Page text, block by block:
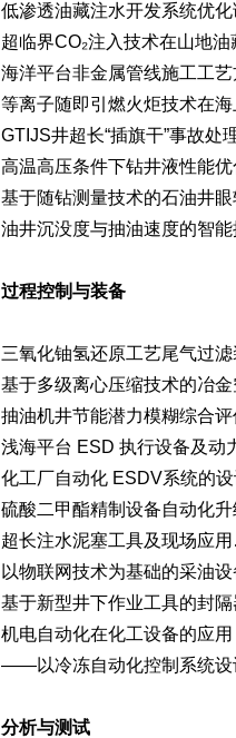
低渗透油藏注水开发系统优
超临界CO₂注入技术在山地
海洋平台非金属管线施工工
等离子随即引燃火炬技术在
GTIJS井超长“插旗干”事故
高温高压条件下钻井液性能
基于随钻测量技术的石油井
油井沉没度与抽油速度的智
过程控制与装备
三氧化铀氢还原工艺尾气过
基于多级离心压缩技术的冶
抽油机井节能潜力模糊综合
浅海平台 ESD 执行设备及
化工厂自动化 ESDV系统的
硫酸二甲酯精制设备自动化
超长注水泥塞工具及现场应
以物联网技术为基础的采油
基于新型井下作业工具的封
机电自动化在化工设备的应用
——以冷冻自动化控制系统
分析与测试